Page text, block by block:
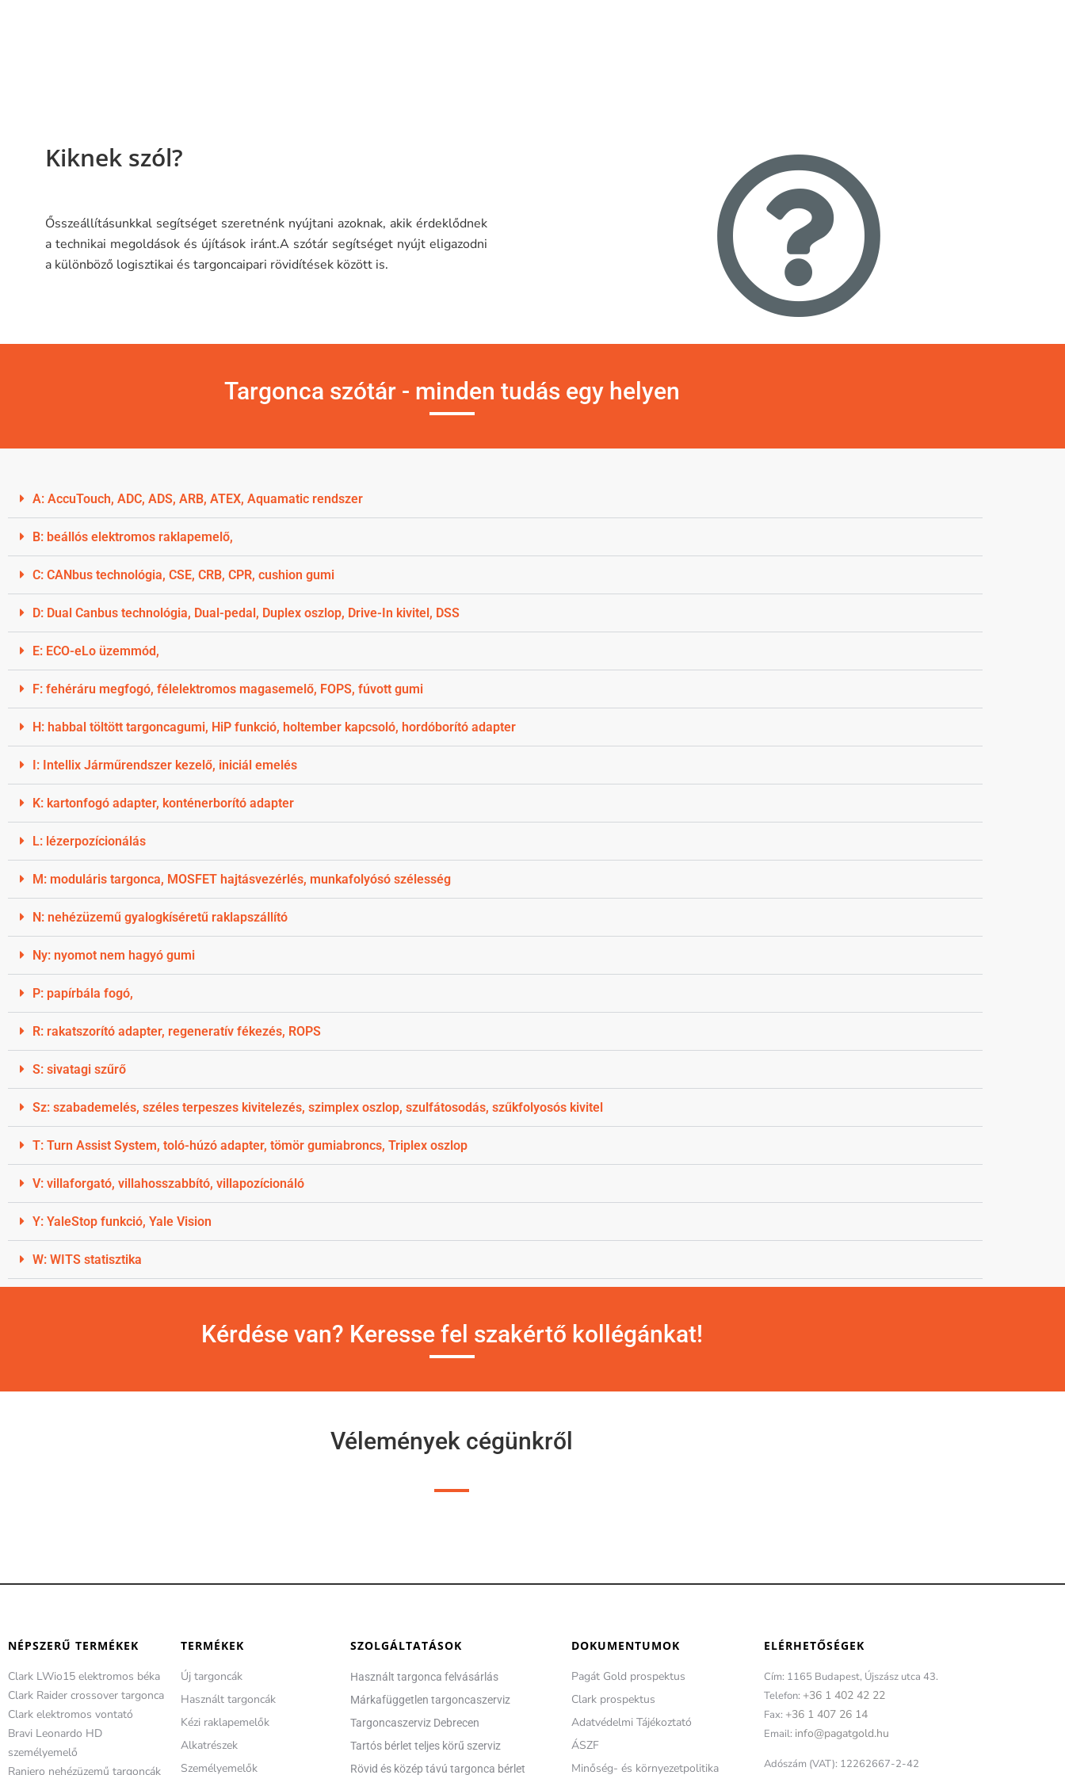
Kiknek szól?
Ősszeállításunkkal segítséget szeretnénk nyújtani azoknak, akik érdeklődnek
a technikai megoldások és újítások iránt.A szótár segítséget nyújt eligazodni
a különböző logisztikai és targoncaipari rövidítések között is.
Targonca szótár - minden tudás egy helyen
A: AccuTouch, ADC, ADS, ARB, ATEX, Aquamatic rendszer
B: beállós elektromos raklapemelő,
C: CANbus technológia, CSE, CRB, CPR, cushion gumi
D: Dual Canbus technológia, Dual-pedal, Duplex oszlop, Drive-In kivitel, DSS
E: ECO-eLo üzemmód,
F: fehéráru megfogó, félelektromos magasemelő, FOPS, fúvott gumi
H: habbal töltött targoncagumi, HiP funkció, holtember kapcsoló, hordóborító adapter
I: Intellix Járműrendszer kezelő, iniciál emelés
K: kartonfogó adapter, konténerborító adapter
L: lézerpozícionálás
M: moduláris targonca, MOSFET hajtásvezérlés, munkafolyósó szélesség
N: nehézüzemű gyalogkíséretű raklapszállító
Ny: nyomot nem hagyó gumi
P: papírbála fogó,
R: rakatszorító adapter, regeneratív fékezés, ROPS
S: sivatagi szűrő
Sz: szabademelés, széles terpeszes kivitelezés, szimplex oszlop, szulfátosodás, szűkfolyosós kivitel
T: Turn Assist System, toló-húzó adapter, tömör gumiabroncs, Triplex oszlop
V: villaforgató, villahosszabbító, villapozícionáló
Y: YaleStop funkció, Yale Vision
W: WITS statisztika
Kérdése van? Keresse fel szakértő kollégánkat!
Vélemények cégünkről
NÉPSZERŰ TERMÉKEK
Clark LWio15 elektromos béka
Clark Raider crossover targonca
Clark elektromos vontató
Bravi Leonardo HD
személyemelő
Raniero nehézüzemű targoncák
TERMÉKEK
Új targoncák
Használt targoncák
Kézi raklapemelők
Alkatrészek
Személyemelők
SZOLGÁLTATÁSOK
Használt targonca felvásárlás
Márkafüggetlen targoncaszerviz
Targoncaszerviz Debrecen
Tartós bérlet teljes körű szerviz
Rövid és közép távú targonca bérlet
DOKUMENTUMOK
Pagát Gold prospektus
Clark prospektus
Adatvédelmi Tájékoztató
ÁSZF
Minőség- és környezetpolitika
ELÉRHETŐSÉGEK
Cím: 1165 Budapest, Újszász utca 43.
Telefon: +36 1 402 42 22
Fax: +36 1 407 26 14
Email: info@pagatgold.hu
Adószám (VAT): 12262667-2-42